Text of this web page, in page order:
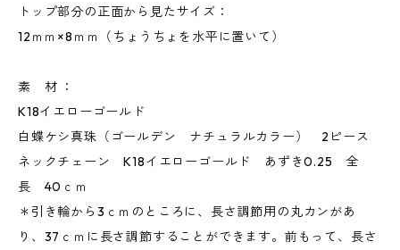
トップ部分の正面から見たサイズ：
12ｍｍ×8ｍｍ（ちょうちょを水平に置いて）
素 材 ：
K18イエローゴールド
白蝶ケシ真珠（ゴールデン ナチュラルカラー） 2ピース
ネックチェーン K18イエローゴールド あずき0.25 全
長 40ｃｍ
＊引き輪から3ｃｍのところに、長さ調節用の丸カンがあ
り、37ｃｍに長さ調節することができます。前もって、長さ